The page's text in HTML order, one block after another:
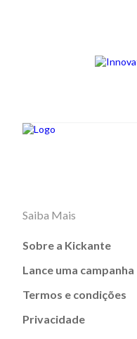
Saiba Mais
Sobre a Kickante
Lance uma campanha
Termos e condições
Privacidade